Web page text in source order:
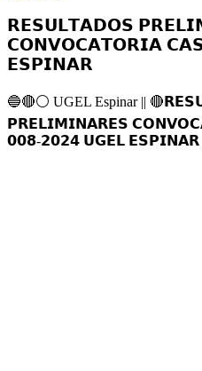
𝗥𝗘𝗦𝗨𝗟𝗧𝗔𝗗𝗢𝗦
𝗖𝗢𝗡𝗩𝗢𝗖𝗔𝗧𝗢𝗥𝗜𝗔 𝗖𝗔𝗦
𝗘𝗦𝗣𝗜𝗡𝗔𝗥
🔵🔴⚪️ UGEL Espinar ||
𝗣𝗥𝗘𝗟𝗜𝗠𝗜𝗡𝗔𝗥𝗘𝗦
𝟬𝟬𝟴-𝟮𝟬𝟮𝟰 𝗨𝗚𝗘𝗟 𝗘𝗦𝗣𝗜𝗡𝗔𝗥